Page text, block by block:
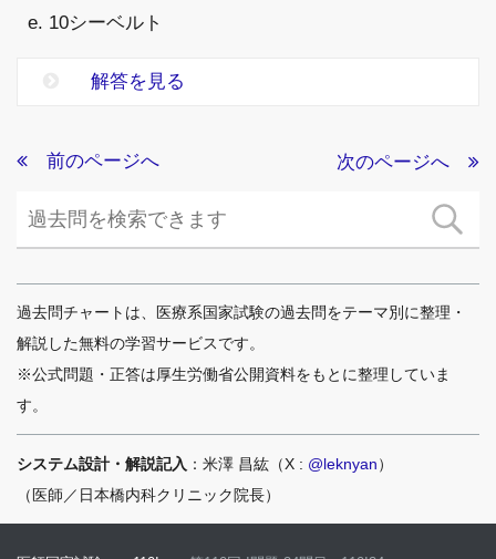
e. 10シーベルト
解答を見る
前のページへ 次のページへ
過去問チャートは、医療系国家試験の過去問をテーマ別に整理・
解説した無料の学習サービスです。
※公式問題・正答は厚生労働省公開資料をもとに整理していま
す。
システム設計・解説記入 ：米澤 昌紘（X : @leknyan）
（医師／日本橋内科クリニック院長）